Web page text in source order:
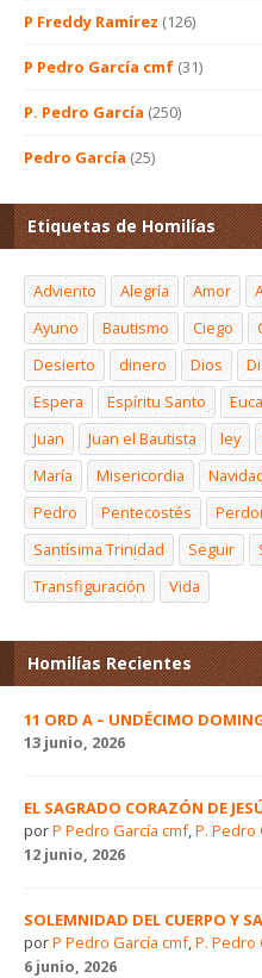
P Freddy Ramírez (126)
P Pedro García cmf (31)
P. Pedro García (250)
Pedro García (25)
Etiquetas de Homilías
Adviento Alegría Amor
Ayuno
Bautismo Ciego
Desierto
dinero Dios
Espera
Espíritu Santo
Juan
Juan el Bautista ley
María
Misericordia
Pedro
Pentecostés
Santísima Trinidad
Seguir
Transfiguración
Vida
Homilías Recientes
11 ORD A – UNDÉCIMO
13 junio, 2026
EL SAGRADO CORAZÓN DE
porP Pedro García cmf,P. Pedro
12 junio, 2026
SOLEMNIDAD DEL CUERPO Y
porP Pedro García cmf,P. Pedro
6 junio, 2026